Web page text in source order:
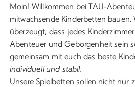
Moin! Willkommen bei TAU-
mitwachsende Kinderbetten bauen.
überzeugt, dass jedes
Abenteuer und Geborgenheit sein
gemeinsam mit euch das beste
individuell und stabil.
UnsereSpielbetten sollen nicht nur